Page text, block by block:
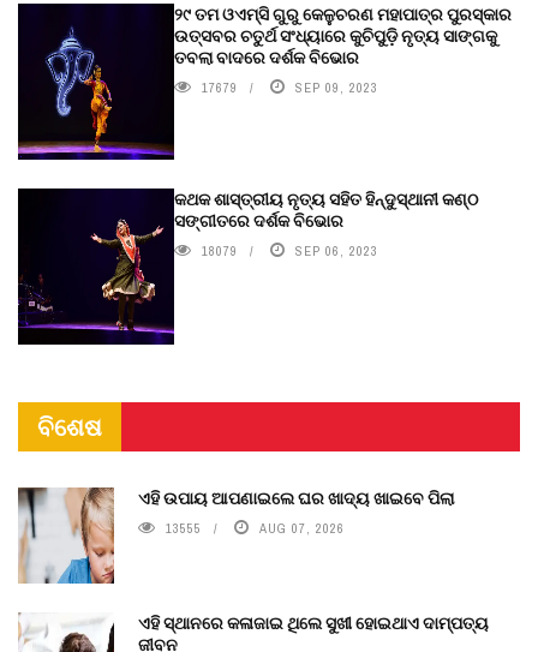
୨୯ ତମ ଓଏମ୍‌ସି ଗୁରୁ କେଳୁଚରଣ ମହାପାତ୍ର ପୁରସ୍କାର
ଉତ୍ସବର ଚତୁର୍ଥ ସଂଧ୍ୟାରେ କୁଚିପୁଡ଼ି ନୃତ୍ୟ ସାଙ୍ଗକୁ
ତବଲା ବାଦରେ ଦର୍ଶକ ବିଭୋର
17679 SEP 09, 2023
କଥକ ଶାସ୍ତ୍ରୀୟ ନୃତ୍ୟ ସହିତ ହିନ୍ଦୁସ୍ଥାନୀ କଣ୍ଠ
ସଙ୍ଗୀତରେ ଦର୍ଶକ ବିଭୋର
18079 SEP 06, 2023
ବିଶେଷ
ଏହି ଉପାୟ ଆପଣାଇଲେ ଘର ଖାଦ୍ୟ ଖାଇବେ ପିଲା
13555 AUG 07, 2026
ଏହି ସ୍ଥାନରେ କଳାଜାଇ ଥିଲେ ସୁଖୀ ହୋଇଥାଏ ଦାମ୍ପତ୍ୟ
ଜୀବନ